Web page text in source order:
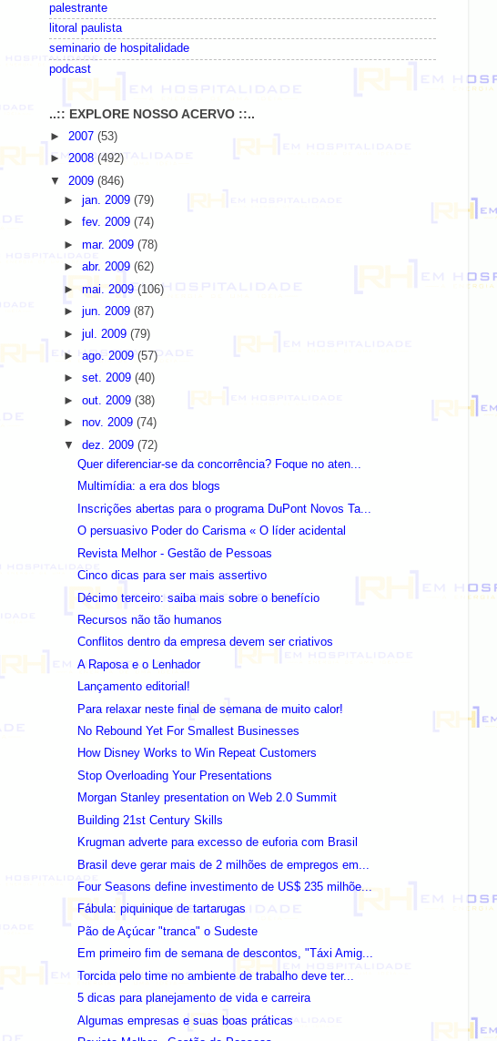
palestrante
litoral paulista
seminario de hospitalidade
podcast
..:: EXPLORE NOSSO ACERVO ::..
► 2007 (53)
► 2008 (492)
▼ 2009 (846)
►jan. 2009(79)
►fev. 2009(74)
►mar. 2009(78)
►abr. 2009(62)
►mai. 2009(106)
►jun. 2009(87)
►jul. 2009(79)
►ago. 2009(57)
►set. 2009(40)
►out. 2009(38)
►nov. 2009(74)
▼dez. 2009(72)
Quer diferenciar-se da concorrência? Foque no aten...
Multimídia: a era dos blogs
Inscrições abertas para o programa DuPont Novos Ta...
O persuasivo Poder do Carisma « O líder acidental
Revista Melhor - Gestão de Pessoas
Cinco dicas para ser mais assertivo
Décimo terceiro: saiba mais sobre o benefício
Recursos não tão humanos
Conflitos dentro da empresa devem ser criativos
A Raposa e o Lenhador
Lançamento editorial!
Para relaxar neste final de semana de muito calor!
No Rebound Yet For Smallest Businesses
How Disney Works to Win Repeat Customers
Stop Overloading Your Presentations
Morgan Stanley presentation on Web 2.0 Summit
Building 21st Century Skills
Krugman adverte para excesso de euforia com Brasil
Brasil deve gerar mais de 2 milhões de empregos em...
Four Seasons define investimento de US$ 235 milhõe...
Fábula: piquinique de tartarugas
Pão de Açúcar "tranca" o Sudeste
Em primeiro fim de semana de descontos, "Táxi Amig...
Torcida pelo time no ambiente de trabalho deve ter...
5 dicas para planejamento de vida e carreira
Algumas empresas e suas boas práticas